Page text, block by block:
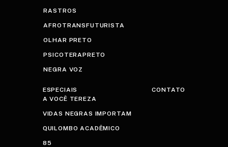
RASTROS
AFROTRANSFUTURISTA
OLHAR PRETO
PSICOTERAPRETO
NEGRA VOZ
ESPECIAIS
A VOCÊ TEREZA
VIDAS NEGRAS IMPORTAM
QUILOMBO ACADÊMICO
85
CONTATO